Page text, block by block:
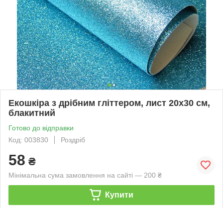
Екошкіра з дрібним гліттером, лист 20х30 см,
блакитний
Готово до відправки
Код: 003830
Роздріб
58 ₴
Мінімальна сума замовлення на сайті — 200 ₴
Купити